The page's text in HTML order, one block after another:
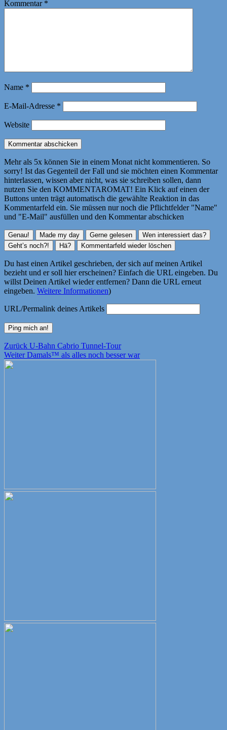
Kommentar *
Name *
E-Mail-Adresse *
Website
Mehr als 5x können Sie in einem Monat nicht kommentieren. So
sorry! Ist das Gegenteil der Fall und sie möchten einen Kommentar
hinterlassen, wissen aber nicht, was sie schreiben sollen, dann
nutzen Sie den KOMMENTAROMAT! Ein Klick auf einen der
Buttons unten trägt automatisch die gewählte Reaktion in das
Kommentarfeld ein. Sie müssen nur noch die Pflichtfelder "Name"
und "E-Mail" ausfüllen und den Kommentar abschicken
Du hast einen Artikel geschrieben, der sich auf meinen Artikel
bezieht und er soll hier erscheinen? Einfach die URL eingeben. Du
willst Deinen Artikel wieder entfernen? Dann die URL erneut
eingeben. Weitere Informationen)
URL/Permalink deines Artikels
Beitragsnavigation
Zurück Vorheriger
Beitrag:
U-Bahn Cabrio Tunnel-Tour
Weiter Nächster
Damals™ als alles noch besser war